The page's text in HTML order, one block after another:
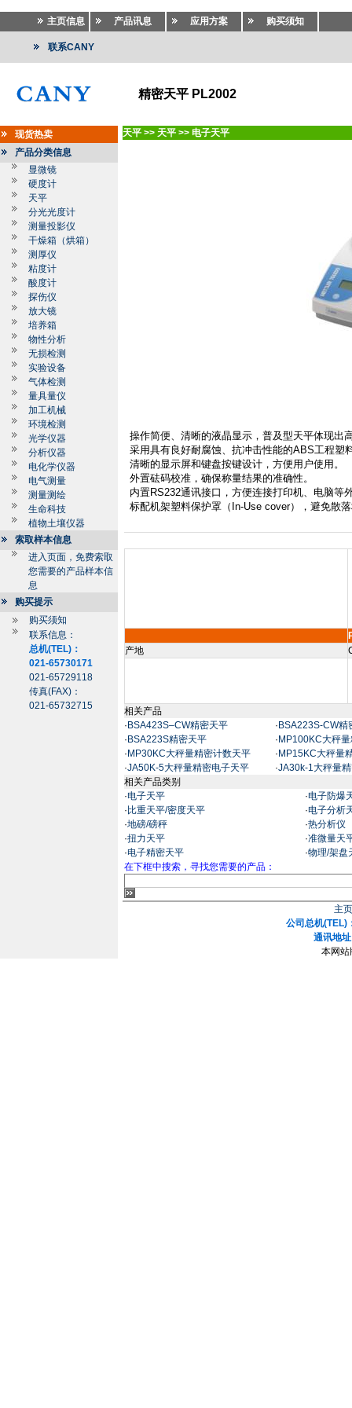
主页信息 产品讯息 应用方案 购买须知
联系CANY
精密天平 PL2002
现货热卖
产品分类信息
显微镜
硬度计
天平
分光光度计
测量投影仪
干燥箱（烘箱）
测厚仪
粘度计
酸度计
探伤仪
放大镜
培养箱
物性分析
无损检测
实验设备
气体检测
量具量仪
加工机械
环境检测
光学仪器
分析仪器
电化学仪器
电气测量
测量测绘
生命科技
植物土壤仪器
索取样本信息
进入页面，免费索取
您需要的产品样本信
息
购买提示
购买须知
联系信息：
总机(TEL)：
021-65730171
021-65729118
传真(FAX)：
021-65732715
天平 >> 天平 >> 电子天平
操作简便、清晰的液晶显示，普及型天平体现出
采用具有良好耐腐蚀、抗冲击性能的ABS工程塑
清晰的显示屏和键盘按键设计，方便用户使用。
外置砝码校准，确保称量结果的准确性。
内置RS232通讯接口，方便连接打印机、电脑等
标配机架塑料保护罩（ In-Use cover），避免散
产地
相关产品
· BSA423S–CW精密天平 · BSA223S-CW精
· BSA223S精密天平 · MP100KC大秤
· MP30KC大秤量精密计数天平 · MP15KC大秤量
·JA50K-5大秤量精密电子天平 ·JA30k-1大秤量
相关产品类别
·电子天平 ·电子防爆
· 比重天平/密度天平 ·电子分析
·地磅/磅秤 ·热分析仪
·扭力天平 ·准微量天
·电子精密天平 ·物理/架盘
在下框中搜索，寻找您需要的产品：
主
公司总机
通讯地
本网